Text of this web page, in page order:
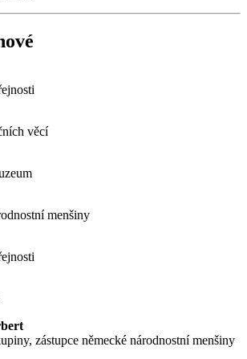
věcí
menšiny
zástupce německé národnostní menšiny